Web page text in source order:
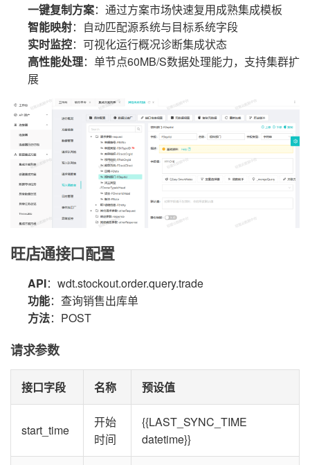
一键复制方案：通过方案市场快速复用成熟集成模板
智能映射：自动匹配源系统与目标系统字段
实时监控：可视化运行概况诊断集成状态
高性能处理：单节点60MB/S数据处理能力，支持集群扩
展
旺店通接口配置
API：wdt.stockout.order.query.trade
功能：查询销售出库单
方法：POST
请求参数
接口字段 名称 预设值
start_time
开始
时间
{{LAST_SYNC_TIME
datetime}}